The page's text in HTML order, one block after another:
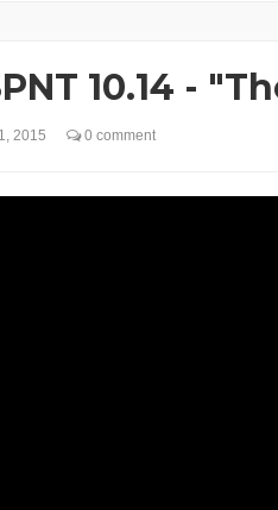
10.14 -
2015 0 comment